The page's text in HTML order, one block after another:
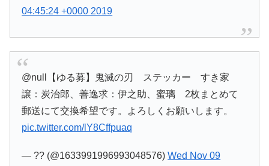
04:45:24 +0000 2019
@null【ゆる募】鬼滅の刃 ステッカー すき家
譲：炭治郎、善逸求：伊之助、蜜璃 2枚まとめて
郵送にて交換希望です。よろしくお願いします。
pic.twitter.com/lY8Cffpuaq
— ?? (@1633991996993048576)Wed Nov 09